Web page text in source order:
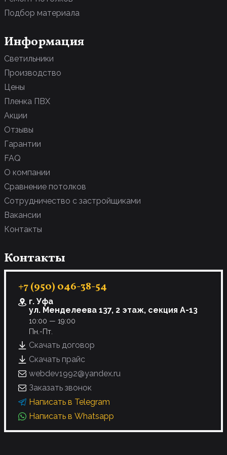
В комнату
Для бассейна
3D
С трековыми светильниками
Парящие
С фотопечатью
Подбор материала
Информация
Светильники
Производство
Цены
Пленка ПВХ
Акции
Отзывы
Гарантии
FAQ
О компании
Сравнение потолков
Сотрудничество с застройщиками
Вакансии
Контакты
Контакты
+7 (950) 046-38-54
г. Уфа
ул. Менделеева 137, 2 этаж, секция А-13
10:00 — 19:00
Пн.-Пт.
Скачать договор
Скачать прайс
webdev1992@yandex.ru
Заказать звонок
Написать в Telegram
Написать в Whatsapp